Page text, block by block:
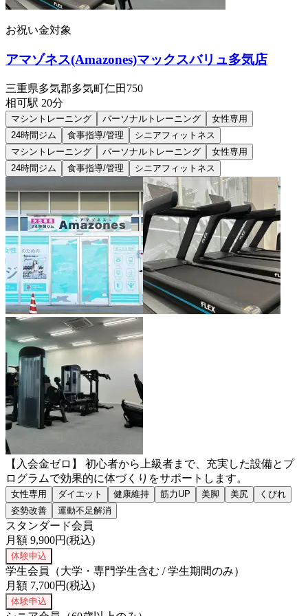
お祝い金対象
アマゾネス(Amazones)マックスバリュ多気店
三重県多気郡多気町仁田750
相可駅 20分
マシントレーニング パーソナルトレーニング
女性専用
24時間ジム
食事指導/管理
シニアフィットネス
マシントレーニング
パーソナルトレーニング
女性専用
24時間ジム
食事指導/管理 シニアフィットネス
【入会金ゼロ】 初心者から上級者まで、充実した設備とプ
ログラムで効果的に体づくりをサポートします。
女性専用 ダイエット 健康維持 筋力UP 美脚 美尻
くびれ
姿勢改善
運動不足解消
スタンダード会員
月額 9,900円(税込)
体験申込
学生会員（大学・専門学生含む / 学生期間のみ）
月額 7,700円(税込)
体験申込